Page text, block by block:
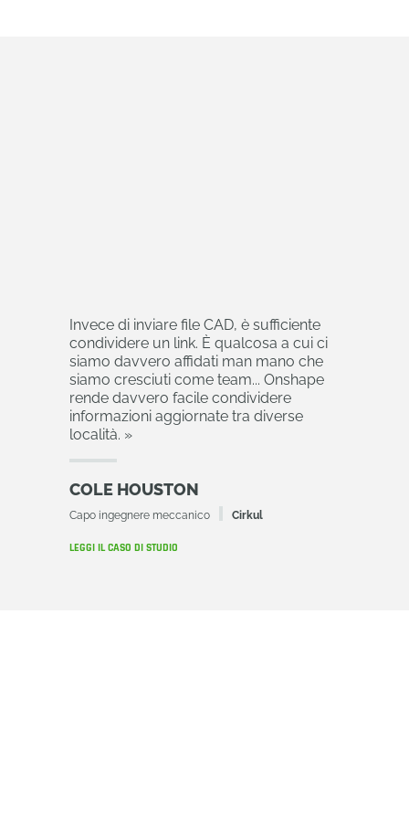
Invece di inviare file CAD, è sufficiente
condividere un link. È qualcosa a cui ci
siamo davvero affidati man mano che
siamo cresciuti come team... Onshape
rende davvero facile condividere
informazioni aggiornate tra diverse
località. »
COLE HOUSTON
Capo ingegnere meccanico Cirkul
LEGGI IL CASO DI STUDIO